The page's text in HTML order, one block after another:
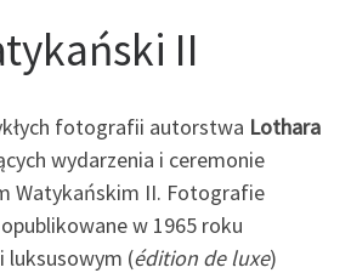
II
fotografii autorstwa Lothara
wydarzenia i ceremonie
Watykańskim II. Fotografie
w 1965 roku
luksusowym (édition de luxe)